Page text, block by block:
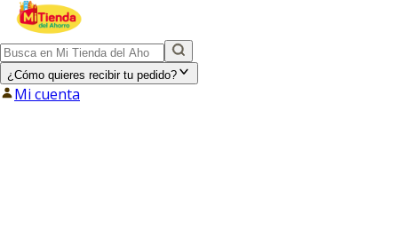
¿Cómo quieres recibir tu pedido?
Mi cuenta